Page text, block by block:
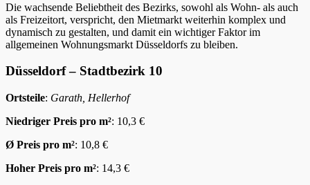
Die wachsende Beliebtheit des Bezirks, sowohl als Wohn- als auch
als Freizeitort, verspricht, den Mietmarkt weiterhin komplex und
dynamisch zu gestalten, und damit ein wichtiger Faktor im
allgemeinen Wohnungsmarkt Düsseldorfs zu bleiben.
Düsseldorf – Stadtbezirk 10
Ortsteile: Garath, Hellerhof
Niedriger Preis pro m²: 10,3 €
Ø Preis pro m²: 10,8 €
Hoher Preis pro m²: 14,3 €